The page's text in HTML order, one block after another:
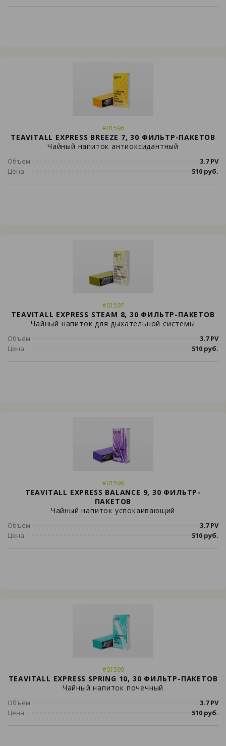
#01596
TEAVITALL EXPRESS BREEZE 7, 30 ФИЛЬТР-ПАКЕТОВ
Чайный напиток антиоксидантный
Объём
3.7 PV
Цена
510 руб.
#01597
TEAVITALL EXPRESS STEAM 8, 30 ФИЛЬТР-ПАКЕТОВ
Чайный напиток для дыхательной системы
Объём
3.7 PV
Цена
510 руб.
#01598
TEAVITALL EXPRESS BALANCE 9, 30 ФИЛЬТР-
ПАКЕТОВ
Чайный напиток успокаивающий
Объём
3.7 PV
Цена
510 руб.
#01599
TEAVITALL EXPRESS SPRING 10, 30 ФИЛЬТР-ПАКЕТОВ
Чайный напиток почечный
Объём
3.7 PV
Цена
510 руб.